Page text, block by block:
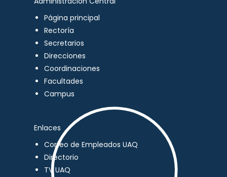
Página principal
Rectoría
Secretarios
Direcciones
Coordinaciones
Facultades
Campus
Enlaces
Correo de Empleados UAQ
Directorio
TV UAQ